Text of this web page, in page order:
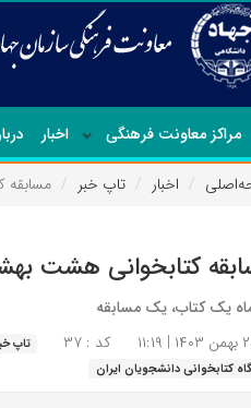
مراکز معاونت فرهنگی اخبار
اخبار تاپ خبر
کتابخوانی هشت
یک کتاب، یک مسابقه
کد : ۳۷ تاپ
کتابخوانی دانشجویان ایران